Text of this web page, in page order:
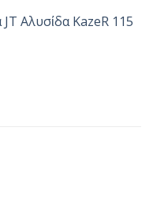
Αλυσίδα KazeR 115